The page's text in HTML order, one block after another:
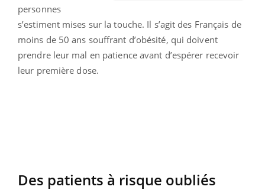
personnes
s’estiment mises sur la touche. Il s’agit des Français de
moins de 50 ans souffrant d’obésité, qui doivent
prendre leur mal en patience avant d’espérer recevoir
leur première dose.
Des patients à risque oubliés